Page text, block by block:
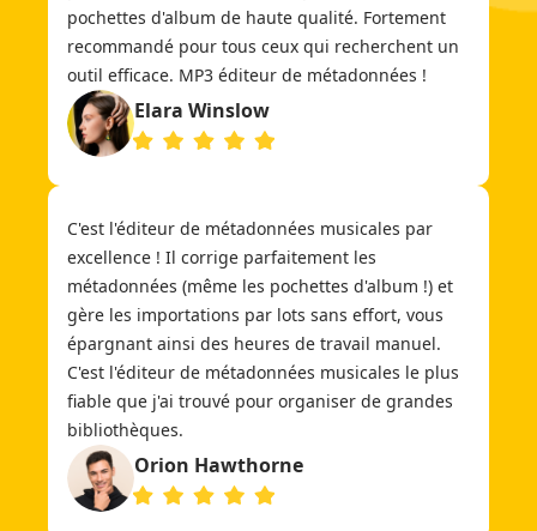
pochettes d'album de haute qualité. Fortement
recommandé pour tous ceux qui recherchent un
outil efficace. MP3 éditeur de métadonnées !
Elara Winslow
C'est l'éditeur de métadonnées musicales par
excellence ! Il corrige parfaitement les
métadonnées (même les pochettes d'album !) et
gère les importations par lots sans effort, vous
épargnant ainsi des heures de travail manuel.
C'est l'éditeur de métadonnées musicales le plus
fiable que j'ai trouvé pour organiser de grandes
bibliothèques.
Orion Hawthorne